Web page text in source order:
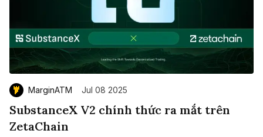
MarginATM Jul 08 2025
SubstanceX V2 chính thức ra mắt trên
ZetaChain